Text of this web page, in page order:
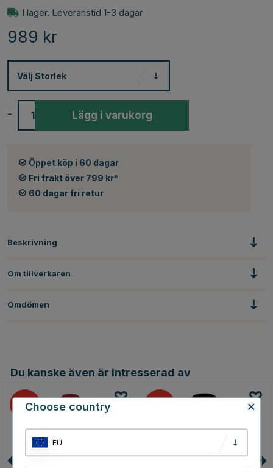
I lager. Leveranstid 1-3 dagar
989 kr
Välj Storlek
- Lägg i varukorg
Öppet köp i 60 dagar
Fri frakt över 799 kr*
60 dagar fri retur
Beskrivning
Om tillverkaren
Omdömen
Du kanske även är intresserad av
50Choose country
EU